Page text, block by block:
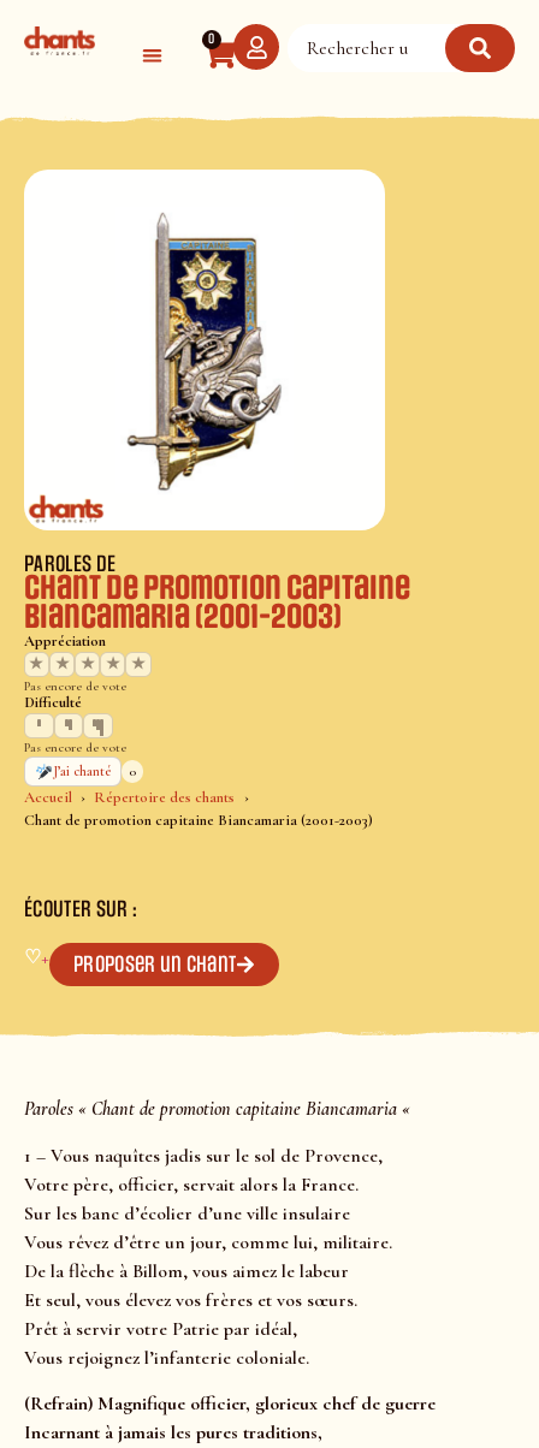
0
Accueil
Répertoire des chants
Chant de promotion capitaine Biancamaria (2001-2003)
PAROLES DE
Chant de promotion capitaine
Biancamaria (2001-2003)
Appréciation
★
★ ★ ★ ★
Pas encore de vote
Difficulté
Pas encore de vote
J’ai chanté
0
ÉCOUTER SUR :
♡+ Proposer un chant
Paroles « Chant de promotion capitaine Biancamaria «
1 – Vous naquîtes jadis sur le sol de Provence,
Votre père, officier, servait alors la France.
Sur les banc d’écolier d’une ville insulaire
Vous rêvez d’être un jour, comme lui, militaire.
De la flèche à Billom, vous aimez le labeur
Et seul, vous élevez vos frères et vos sœurs.
Prêt à servir votre Patrie par idéal,
Vous rejoignez l’infanterie coloniale.
(Refrain) Magnifique officier, glorieux chef de guerre
Incarnant à jamais les pures traditions,